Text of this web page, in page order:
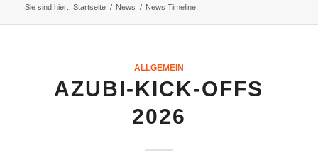
Sie sind hier: Startseite / News / News Timeline
ALLGEMEIN
AZUBI-KICK-OFFS
2026